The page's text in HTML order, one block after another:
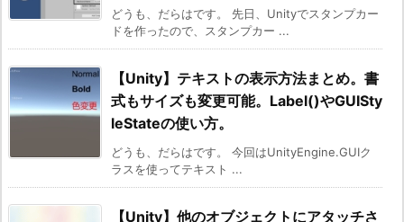
どうも、だらはです。 先日、Unityでスタンプカー
ドを作ったので、スタンプカー ...
【Unity】テキストの表示方法まとめ。書
式もサイズも変更可能。Label()やGUISty
leStateの使い方。
どうも、だらはです。 今回はUnityEngine.GUIク
ラスを使ってテキスト ...
【Unity】他のオブジェクトにアタッチさ